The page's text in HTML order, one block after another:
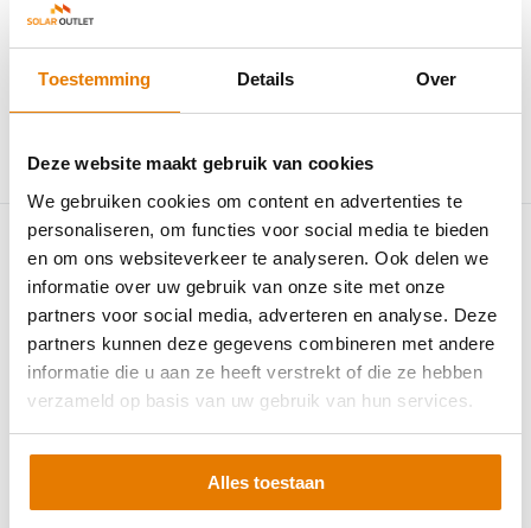
Toestemming Details Over
Deze website maakt gebruik van cookies
We gebruiken cookies om content en advertenties te
personaliseren, om functies voor social media te bieden
en om ons websiteverkeer te analyseren. Ook delen we
informatie over uw gebruik van onze site met onze
partners voor social media, adverteren en analyse. Deze
partners kunnen deze gegevens combineren met andere
informatie die u aan ze heeft verstrekt of die ze hebben
verzameld op basis van uw gebruik van hun services.
Alles toestaan
Vergelijk
€2.418,95
Vergelijk
€1.462,95
GoodWe 25K-ET hybride
De 25K-ET 3-fase hybride
omvormer van GoodWe maa...
Op voorraad
GoodWe 20K-ET hybride
De 20K-ET 3-fase hybride
omvormer van GoodWe maa...
Op voorraad